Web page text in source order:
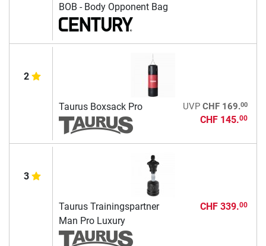
BOB - Body Opponent Bag
2
Taurus Boxsack Pro UVP CHF 169.00
CHF 145.00
3
Taurus Trainingspartner
Man Pro Luxury
CHF 339.00